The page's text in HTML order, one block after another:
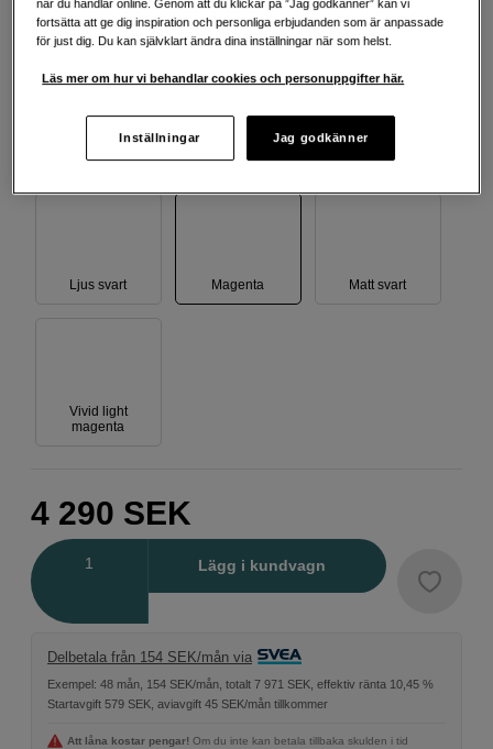
Cyan Foto black Grå
Gul Ljus cyan Ljus ljus svart
Ljus svart Magenta Matt svart
Vivid light
magenta
4 290 SEK
Lägg i kundvagn
Delbetala från 154 SEK/mån via
Exempel: 48 mån, 154 SEK/mån, totalt 7 971 SEK, effektiv ränta 10,45 %
Startavgift 579 SEK, aviavgift 45 SEK/mån tillkommer
Att låna kostar pengar! Om du inte kan betala tillbaka skulden i tid
när du handlar online. Genom att du klickar på ”Jag godkänner” kan vi
fortsätta att ge dig inspiration och personliga erbjudanden som är anpassade
för just dig. Du kan självklart ändra dina inställningar när som helst.
Läs mer om hur vi behandlar cookies och personuppgifter här.
Inställningar Jag godkänner